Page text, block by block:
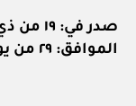
صدر في: ١٩ من ذي الحجة ١٤٤٢هـ
الموافق: ٢٩ من يوليو ٢٠٢١م